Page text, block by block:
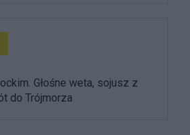
Głośne weta, sojusz z
do Trójmorza